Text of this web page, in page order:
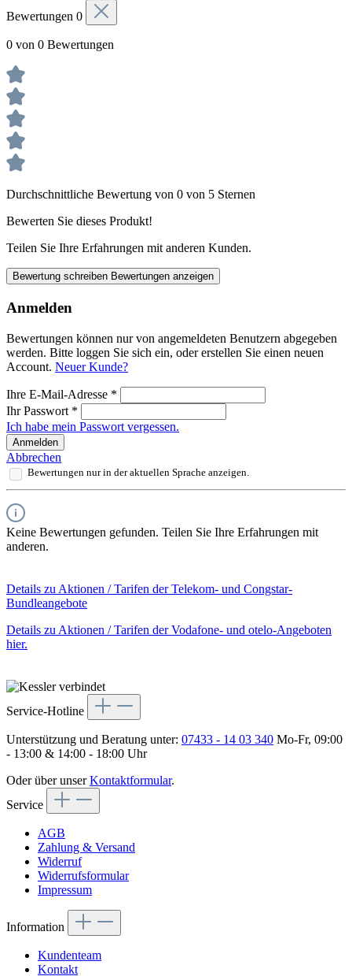
Bewertungen 0
0 von 0 Bewertungen
Durchschnittliche Bewertung von 0 von 5 Sternen
Bewerten Sie dieses Produkt!
Teilen Sie Ihre Erfahrungen mit anderen Kunden.
Bewertung schreiben Bewertungen anzeigen
Anmelden
Bewertungen können nur von angemeldeten Benutzern abgegeben
werden. Bitte loggen Sie sich ein, oder erstellen Sie einen neuen
Account. Neuer Kunde?
Ihre E-Mail-Adresse *
Ihr Passwort *
Ich habe mein Passwort vergessen.
Anmelden
Abbrechen
Bewertungen nur in der aktuellen Sprache anzeigen.
Keine Bewertungen gefunden. Teilen Sie Ihre Erfahrungen mit
anderen.
Details zu Aktionen / Tarifen der Telekom- und Congstar-
Bundleangebote
Details zu Aktionen / Tarifen der Vodafone- und otelo-Angeboten
hier.
Service-Hotline
Unterstützung und Beratung unter: 07433 - 14 03 340 Mo-Fr, 09:00
- 13:00 & 14:00 - 18:00 Uhr
Oder über unserKontaktformular.
Service
AGB
Zahlung & Versand
Widerruf
Widerrufsformular
Impressum
Information
Kundenteam
Kontakt